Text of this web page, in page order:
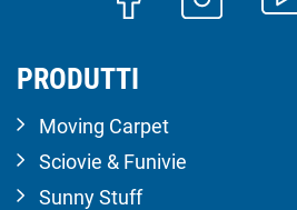
PRODUTTI
Moving Carpet
Sciovie & Funivie
Sunny Stuff